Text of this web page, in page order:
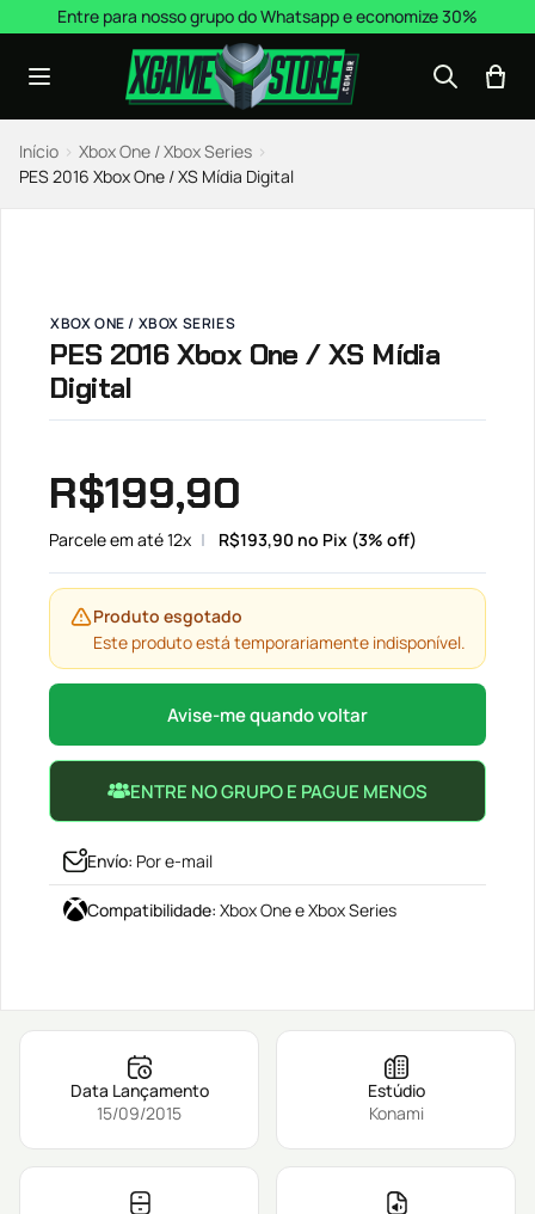
Pular para o conteúdo
Entre para nosso grupo do Whatsapp e economize 30%
Início › Xbox One / Xbox Series ›
PES 2016 Xbox One / XS Mídia Digital
XBOX ONE / XBOX SERIES
PES 2016 Xbox One / XS Mídia
Digital
R$199,90
Parcele em até 12x R$193,90 no Pix (3% off)
Produto esgotado
Este produto está temporariamente indisponível.
Avise-me quando voltar
ENTRE NO GRUPO E PAGUE MENOS
Envío: Por e-mail
Compatibilidade: Xbox One e Xbox Series
Data Lançamento
15/09/2015
Estúdio
Konami